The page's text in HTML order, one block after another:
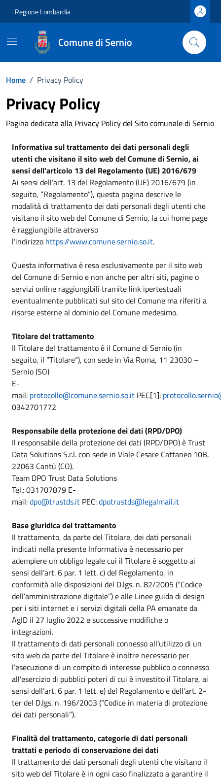
Regione Lombardia
Comune di Sernio
Home / Privacy Policy
Privacy Policy
Pagina dedicata alla Privacy Policy del Sito comunale di Sernio
Informativa sul trattamento dei dati personali degli
utenti che visitano il sito web del Comune diSernio, ai
sensi dell’articolo 13 del Regolamento (UE) 2016/679
Ai sensi dell’art. 13 del Regolamento (UE) 2016/679 (in
seguito, “Regolamento”), questa pagina descrive le
modalità di trattamento dei dati personali degli utenti che
visitano il sito web del Comune di Sernio, la cui home page
è raggiungibile attraverso
l’indirizzo https://www.comune.sernio.so.it.
Questa informativa è resa esclusivamente per il sito web
del Comune di Sernio e non anche per altri siti, pagine o
servizi online raggiungibili tramite link ipertestuali
eventualmente pubblicati sul sito del Comune ma riferiti a
risorse esterne al dominio del Comune medesimo.
Titolare del trattamento
Il Titolare del trattamento è il Comune di Sernio (in
seguito, il “Titolare”), con sede in Via Roma, 11 23030 –
Sernio (SO)
E-
mail: protocollo@comune.sernio.so.it PEC[1]:
0342701772
Responsabile della protezione dei dati (RPD/DPO)
Il responsabile della protezione dei dati (RPD/DPO) è Trust
Data Solutions S.r.l. con sede in Viale Cesare Cattaneo 10B,
22063 Cantù (CO).
Team DPO Trust Data Solutions
Tel.: 031707879 E-
mail:dpo@trustds.it PEC:dpotrustds@legalmail.it
Base giuridica del trattamento
Il trattamento, da parte del Titolare, dei dati personali
indicati nella presente Informativa è necessario per
adempiere un obbligo legale cui il Titolare è soggetto ai
sensi dell’art. 6 par. 1 lett. c) del Regolamento, in
conformità alle disposizioni del D.lgs. n. 82/2005 (“Codice
dell’amministrazione digitale”) e alle Linee guida di design
per i siti internet e i servizi digitali della PA emanate da
AgID il 27 luglio 2022 e successive modifiche o
integrazioni.
Il trattamento di dati personali connesso all’utilizzo di un
sito web da parte del Titolare è inoltre necessario per
l’esecuzione di un compito di interesse pubblico o connesso
all’esercizio di pubblici poteri di cui è investito il Titolare, ai
sensi dell’art. 6 par. 1 lett. e) del Regolamento e dell’art. 2-
ter del D.lgs. n. 196/2003 (“Codice in materia di protezione
dei dati personali”).
Finalità del trattamento, categorie di dati personali
trattati e periodo di conservazione dei dati
Il trattamento dei dati personali degli utenti che visitano il
sito web del Titolare è in ogni caso finalizzato a garantire il